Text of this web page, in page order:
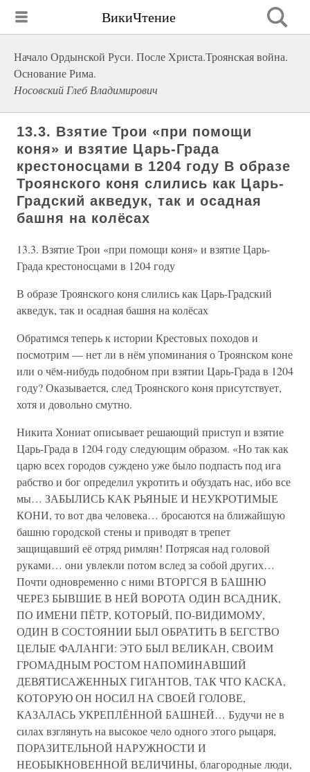
ВикиЧтение
Начало Ордынской Руси. После Христа.Троянская война.
Основание Рима.
Носовский Глеб Владимирович
13.3. Взятие Трои «при помощи
коня» и взятие Царь-Града
крестоносцами в 1204 году В образе
Троянского коня слились как Царь-
Градский акведук, так и осадная
башня на колёсах
13.3. Взятие Трои «при помощи коня» и взятие Царь-
Града крестоносцами в 1204 году
В образе Троянского коня слились как Царь-Градский
акведук, так и осадная башня на колёсах
Обратимся теперь к истории Крестовых походов и
посмотрим — нет ли в нём упоминания о Троянском коне
или о чём-нибудь подобном при взятии Царь-Града в 1204
году? Оказывается, след Троянского коня присутствует,
хотя и довольно смутно.
Никита Хониат описывает решающий приступ и взятие
Царь-Града в 1204 году следующим образом. «Но так как
царю всех городов суждено уже было подпасть под ига
рабство и бог определил укротить и обуздать нас, ибо все
мы… ЗАБЫЛИСЬ КАК РЬЯНЫЕ И НЕУКРОТИМЫЕ
КОНИ, то вот два человека… бросаются на ближайшую
башню городской стены и приводят в трепет
защищавший её отряд римлян! Потрясая над головой
руками… они увлекли потом вслед за собой других…
Почти одновременно с ними ВТОРГСЯ В БАШНЮ
ЧЕРЕЗ БЫВШИЕ В НЕЙ ВОРОТА ОДИН ВСАДНИК,
ПО ИМЕНИ ПЁТР, КОТОРЫЙ, ПО-ВИДИМОМУ,
ОДИН В СОСТОЯНИИ БЫЛ ОБРАТИТЬ В БЕГСТВО
ЦЕЛЫЕ ФАЛАНГИ: ЭТО БЫЛ ВЕЛИКАН, СВОИМ
ГРОМАДНЫМ РОСТОМ НАПОМИНАВШИЙ
ДЕВЯТИСАЖЕННЫХ ГИГАНТОВ, ТАК ЧТО КАСКА,
КОТОРУЮ ОН НОСИЛ НА СВОЕЙ ГОЛОВЕ,
КАЗАЛАСЬ УКРЕПЛЁННОЙ БАШНЕЙ… Будучи не в
силах взглянуть на высокое чело одного этого рыцаря,
ПОРАЗИТЕЛЬНОЙ НАРУЖНОСТИ И
НЕОБЫКНОВЕННОЙ ВЕЛИЧИНЫ, благородные люди,